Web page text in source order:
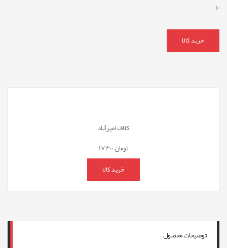
10
خرید کالا
کلاف امیرآباد
تومان
خرید کالا
توضیحات محصول